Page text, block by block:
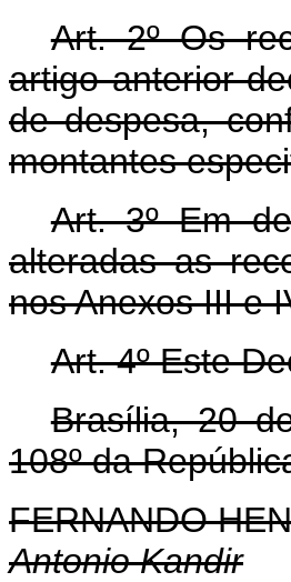
Art. 2º Os
artigo anterior
de despesa,
montantes
Art. 3º Em
alteradas as
nos Anexos III e
Art. 4º Este
Brasília, 20
108º da
FERNANDO
Antonio Kandir